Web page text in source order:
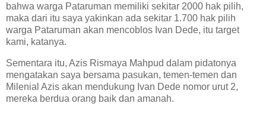
bahwa warga Pataruman memiliki sekitar 2000 hak pilih,
maka dari itu saya yakinkan ada sekitar 1.700 hak pilih
warga Pataruman akan mencoblos Ivan Dede, itu target
kami, katanya.
Sementara itu, Azis Rismaya Mahpud dalam pidatonya
mengatakan saya bersama pasukan, temen-temen dan
Milenial Azis akan mendukung Ivan Dede nomor urut 2,
mereka berdua orang baik dan amanah.